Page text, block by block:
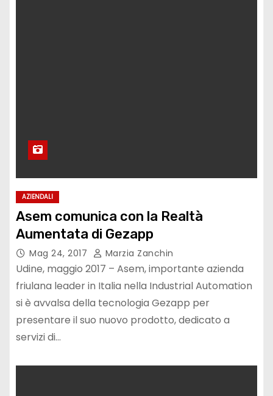
AZIENDALI
Asem comunica con la Realtà
Aumentata di Gezapp
Mag 24, 2017 Marzia Zanchin
Udine, maggio 2017 – Asem, importante azienda
friulana leader in Italia nella Industrial Automation
si è avvalsa della tecnologia Gezapp per
presentare il suo nuovo prodotto, dedicato a
servizi di…